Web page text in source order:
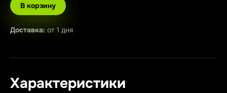
В корзину
Доставка: от 1 дня
Характеристики